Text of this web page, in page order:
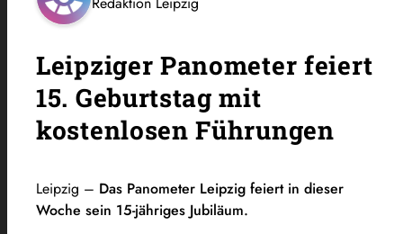
Leipziger Panometer feiert
15. Geburtstag mit
kostenlosen Führungen
Leipzig – Das Panometer Leipzig feiert in dieser
Woche sein 15-jähriges Jubiläum.